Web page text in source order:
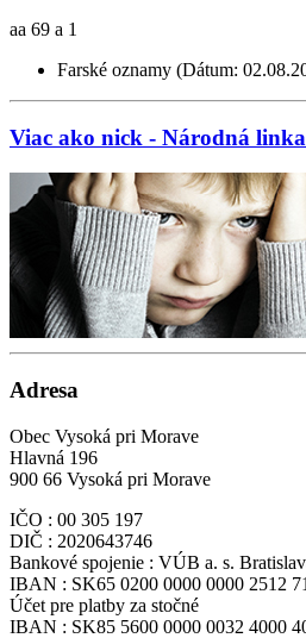
aa 69 a 1
Farské oznamy (Dátum:
Viac ako nick - Národná
Adresa
Obec Vysoká pri Morave
Hlavná 196
900 66 Vysoká pri Morave
IČO : 00 305 197
DIČ : 2020643746
Bankové spojenie : VÚB a. s.
IBAN : SK65 0200 0000 0000 2512
Účet pre platby za stočné
IBAN : SK85 5600 0000 0032 4000